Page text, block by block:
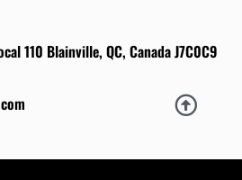
110 Blainville, QC, Canada J7C0C9